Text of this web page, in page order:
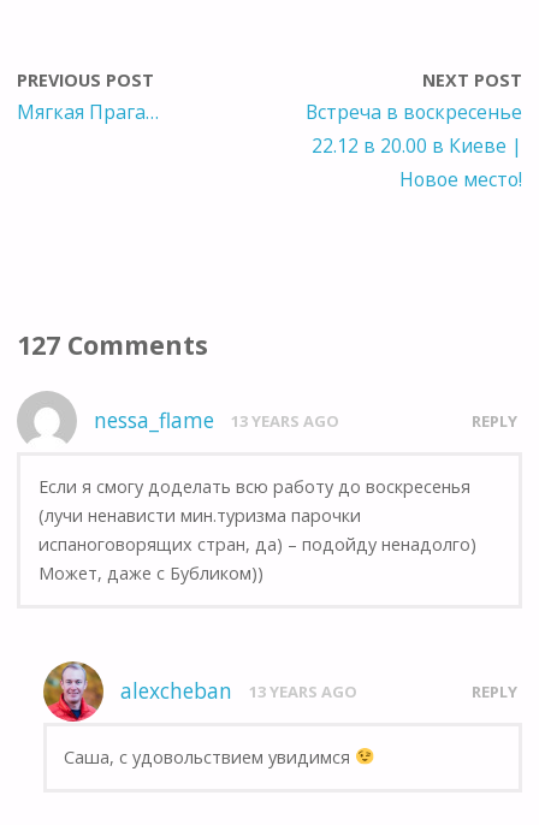
PREVIOUS POST
Мягкая Прага…
NEXT POST
Встреча в воскресенье
22.12 в 20.00 в Киеве |
Новое место!
127 Comments
nessa_flame 13 YEARS AGO REPLY
Если я смогу доделать всю работу до воскресенья
(лучи ненависти мин.туризма парочки
испаноговорящих стран, да) – подойду ненадолго)
Может, даже с Бубликом))
alexcheban 13 YEARS AGO REPLY
Саша, с удовольствием увидимся